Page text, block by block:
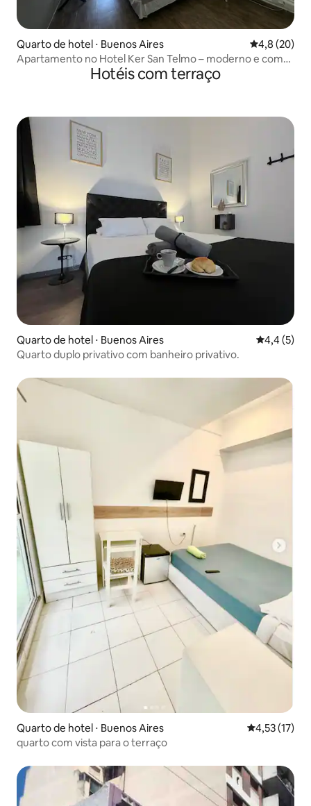
Quarto de hotel ⋅ Buenos Aires 4,8 de uma
4,8 (20)
Apartamento no Hotel Ker San Telmo – moderno e com
localização centralHotéis com terraço
Quarto de hotel ⋅ Buenos Aires 4,4 de
4,4 (5)
Quarto duplo privativo com banheiro privativo.
Quarto de hotel ⋅ Buenos Aires 4,53 de uma
4,53 (17)
quarto com vista para o terraço